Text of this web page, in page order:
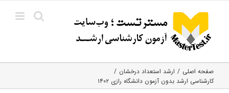
content
صفحه اصلی
ارشد استعداد درخشان
کارشناسی ارشد بدون آزمون دانشگاه رازی ۱۴۰۲